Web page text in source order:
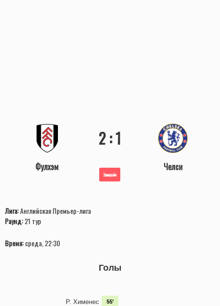
Фулхэм
2 : 1
Завершён
Челси
Лига:Английская Премьер-лига
Раунд:21 тур
Время:среда, 22:30
Голы
Р. Хименес
55'